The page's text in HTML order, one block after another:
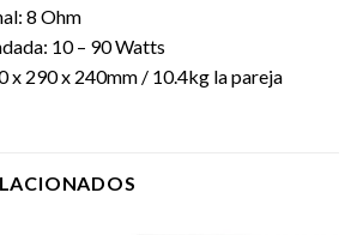
8 Ohm
10 – 90 Watts
x 290 x 240mm / 10.4kg la pareja